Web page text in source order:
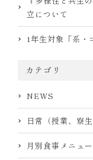
立について
1年生対象「系・
カテゴリ
NEWS
日常（授業、寮生
月別食事メニュー